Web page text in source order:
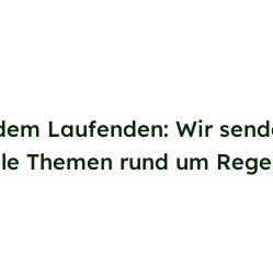
Laufenden: Wir
Themen rund um